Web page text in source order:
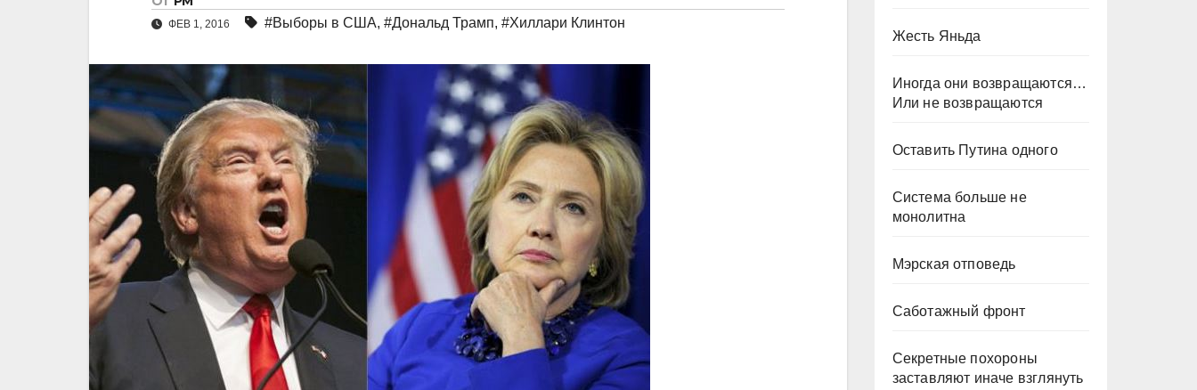
ФЕВ 1, 2016 #Выборы в США, #Дональд Трамп, #Хиллари Клинтон
Жесть Яньда
Иногда они возвращаются…
Или не возвращаются
Оставить Путина одного
Система больше не
монолитна
Мэрская отповедь
Саботажный фронт
Секретные похороны
заставляют иначе взглянуть